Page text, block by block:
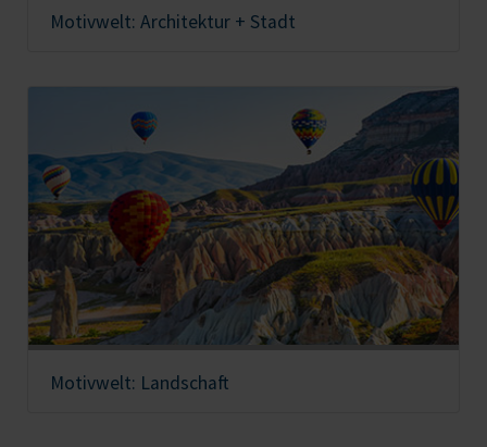
Motivwelt: Architektur + Stadt
Motivwelt: Landschaft